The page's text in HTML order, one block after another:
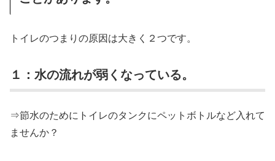
トイレのつまりの原因は大きく２つです。
１：水の流れが弱くなっている。
⇒節水のためにトイレのタンクにペットボトルなど入れて
ませんか？